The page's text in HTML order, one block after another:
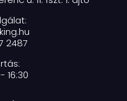
2487
16:30